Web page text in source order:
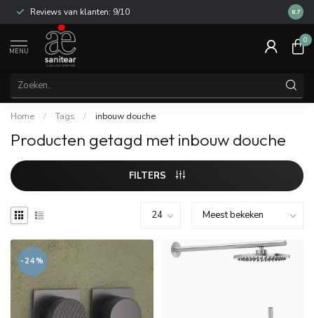
Reviews van klanten: 9/10 14
8.7
MENU
0
Home / Tags / inbouw douche
Producten getagd met inbouw douche
FILTERS
-24%